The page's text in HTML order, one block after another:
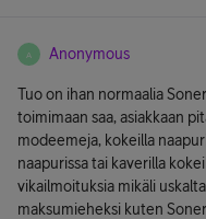
A Anonymous
Tuo on ihan normaalia
toimimaan saa, asiakkaan
modeemeja, kokeilla
naapurissa tai kaverilla
vikailmoituksia mikäli
maksumieheksi kuten